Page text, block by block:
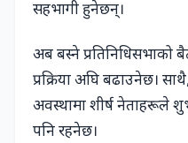
सहभागी हुनेछन्।
अब बस्ने प्रतिनिधिसभाको
प्रक्रिया अघि बढाउनेछ।
अवस्थामा शीर्ष नेताहरूले
पनि रहनेछ।